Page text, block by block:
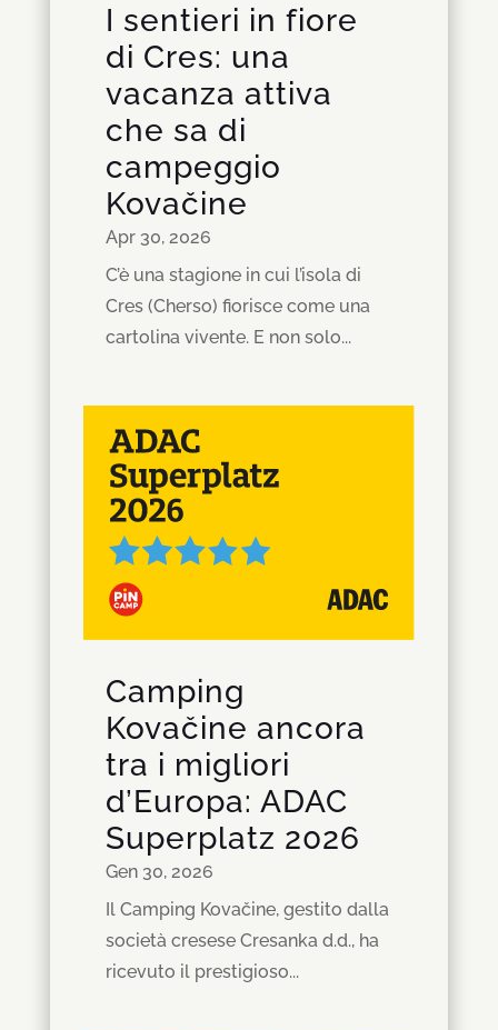
I sentieri in fiore
di Cres: una
vacanza attiva
che sa di
campeggio
Kovačine
Apr 30, 2026
C’è una stagione in cui l’isola di
Cres (Cherso) fiorisce come una
cartolina vivente. E non solo...
Camping
Kovačine ancora
tra i migliori
d’Europa: ADAC
Superplatz 2026
Gen 30, 2026
Il Camping Kovačine, gestito dalla
società cresese Cresanka d.d., ha
ricevuto il prestigioso...